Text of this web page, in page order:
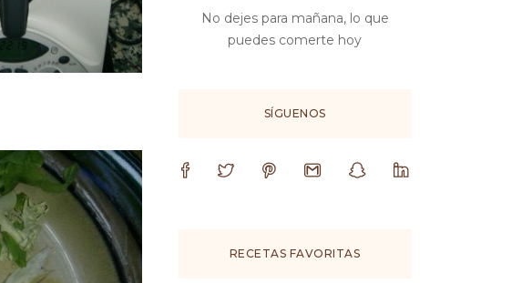
No dejes para mañana, lo que
puedes comerte hoy
SÍGUENOS
RECETAS FAVORITAS